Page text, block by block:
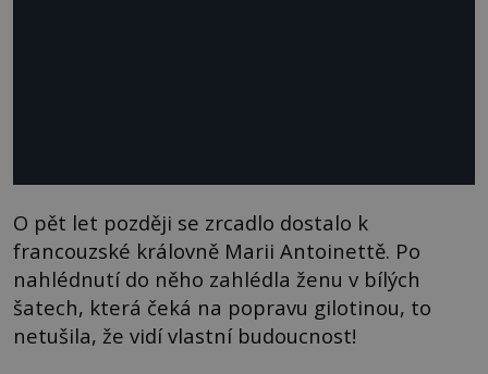
O pět let později se zrcadlo dostalo k
francouzské královně Marii Antoinettě. Po
nahlédnutí do něho zahlédla ženu v bílých
šatech, která čeká na popravu gilotinou, to
netušila, že vidí vlastní budoucnost!